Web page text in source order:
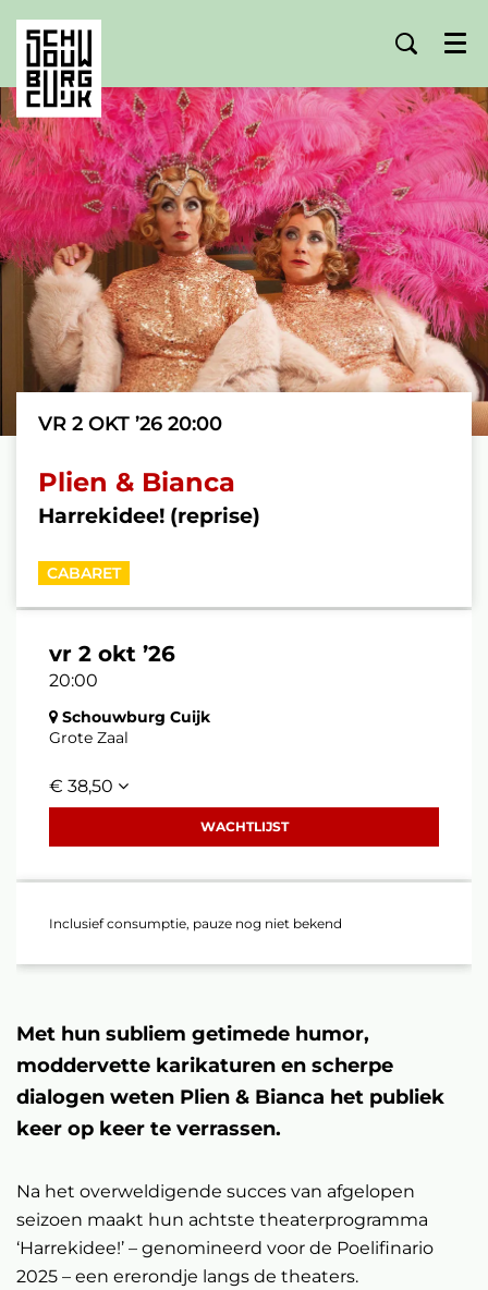
Menu
Plien & Bianca
Harrekidee! (reprise)
VR 2 OKT ’26 20:00
CABARET
vr 2 okt ’26
20:00
Schouwburg Cuijk
Grote Zaal
€ 38,50
WACHTLIJST
Inclusief consumptie, pauze nog niet bekend
Met hun subliem getimede humor,
moddervette karikaturen en scherpe
dialogen weten Plien & Bianca het publiek
keer op keer te verrassen.
Na het overweldigende succes van afgelopen
seizoen maakt hun achtste theaterprogramma
‘Harrekidee!’ – genomineerd voor de Poelifinario
2025 – een ererondje langs de theaters.